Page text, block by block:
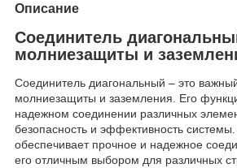
Описание
Соединитель
молниезащиты и
Соединитель диагональный – это
молниезащиты и заземления. Его
надежном соединении различных
безопасность и эффективность системы.
обеспечивает прочное и надежное
его отличным выбором для различных